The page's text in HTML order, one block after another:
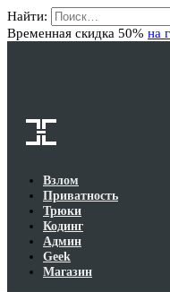
Найти:
Временная скидка 50% на
Взлом
Приватность
Трюки
Кодинг
Админ
Geek
Магазин